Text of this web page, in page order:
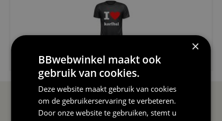
I love korfbal t-shirt sport s...
SERVICE EN INFO OVERZICHT
×
BBwebwinkel maakt ook
gebruik van cookies.
Deze website maakt gebruik van cookies
om de gebruikerservaring te verbeteren.
Door onze website te gebruiken, stemt u